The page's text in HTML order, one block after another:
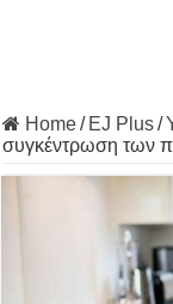
Home/ EJ Plus/
συγκέντρωση των